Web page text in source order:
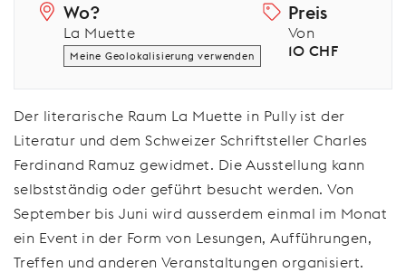
Wo?
La Muette
Meine Geolokalisierung verwenden
Preis
Von
10 CHF
Der literarische Raum La Muette in Pully ist der
Literatur und dem Schweizer Schriftsteller Charles
Ferdinand Ramuz gewidmet. Die Ausstellung kann
selbstständig oder geführt besucht werden. Von
September bis Juni wird ausserdem einmal im Monat
ein Event in der Form von Lesungen, Aufführungen,
Treffen und anderen Veranstaltungen organisiert.